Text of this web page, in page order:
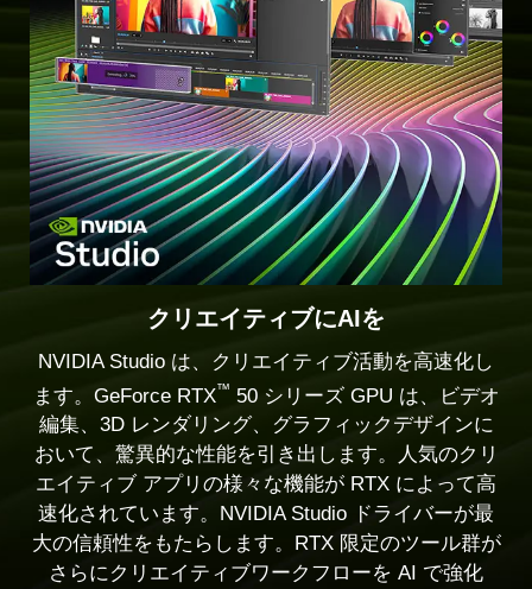
クリエイティブにAIを
NVIDIA Studio は、クリエイティブ活動を高速化し
ます。GeForce RTX™ 50 シリーズ GPU は、ビデオ
編集、3D レンダリング、グラフィックデザインに
おいて、驚異的な性能を引き出します。人気のクリ
エイティブ アプリの様々な機能が RTX によって高
速化されています。NVIDIA Studio ドライバーが最
大の信頼性をもたらします。RTX 限定のツール群が
さらにクリエイティブワークフローを AI で強化